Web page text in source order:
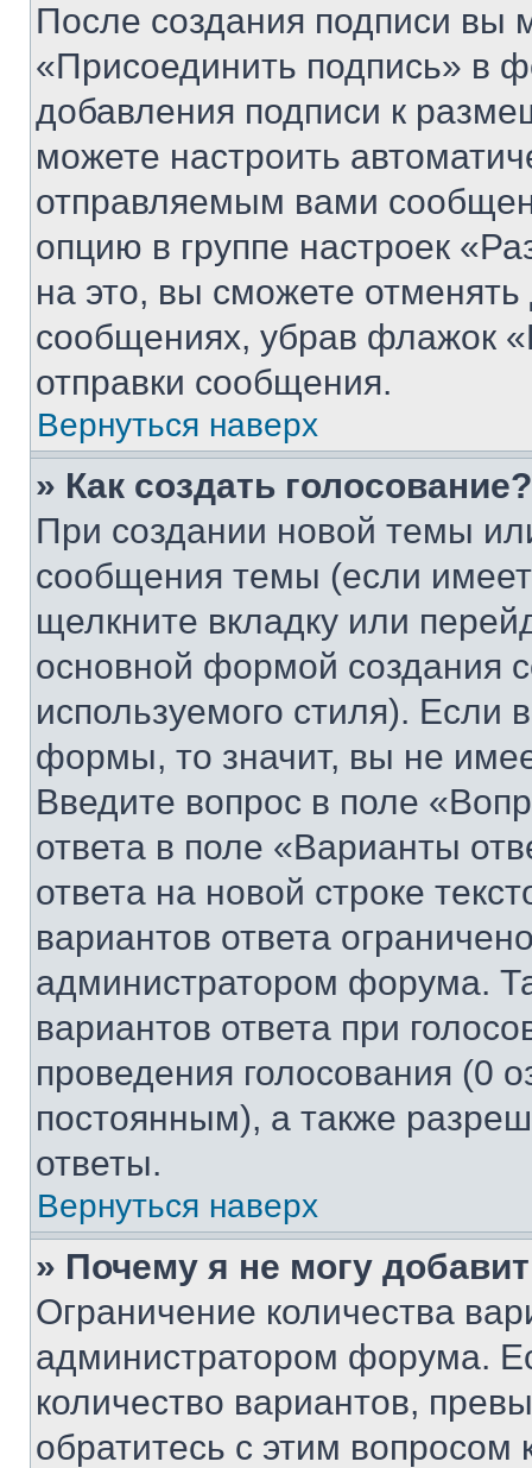
После создания подписи вы
«Присоединить подпись» в
добавления подписи к
можете настроить
отправляемым вами
опцию в группе настроек
на это, вы сможете
сообщениях, убрав флажок
отправки сообщения.
Вернуться наверх
» Как создать голосование?
При создании новой темы
сообщения темы (если
щелкните вкладку или
основной формой создания
используемого стиля). Если
формы, то значит, вы не
Введите вопрос в поле
ответа в поле «Варианты
ответа на новой строке
вариантов ответа
администратором форума.
вариантов ответа при
проведения голосования (0
постоянным), а также
ответы.
Вернуться наверх
» Почему я не могу
Ограничение количества
администратором форума.
количество вариантов,
обратитесь с этим вопросом